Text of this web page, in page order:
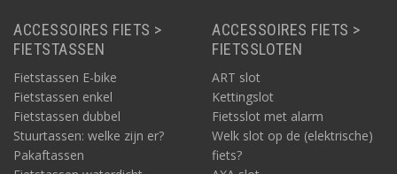
ACCESSOIRES FIETS >
FIETSTASSEN
Fietstassen E-bike
Fietstassen enkel
Fietstassen dubbel
Stuurtassen: welke zijn er?
Pakaftassen
ACCESSOIRES FIETS >
FIETSSLOTEN
ART slot
Kettingslot
Fietsslot met alarm
Welk slot op de (elektrische)
fiets?